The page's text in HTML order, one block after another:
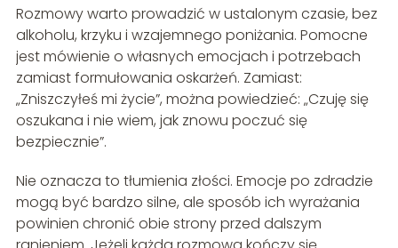
Rozmowy warto prowadzić w ustalonym czasie, bez
alkoholu, krzyku i wzajemnego poniżania. Pomocne
jest mówienie o własnych emocjach i potrzebach
zamiast formułowania oskarżeń. Zamiast:
„Zniszczyłeś mi życie”, można powiedzieć: „Czuję się
oszukana i nie wiem, jak znowu poczuć się
bezpiecznie”.
Nie oznacza to tłumienia złości. Emocje po zdradzie
mogą być bardzo silne, ale sposób ich wyrażania
powinien chronić obie strony przed dalszym